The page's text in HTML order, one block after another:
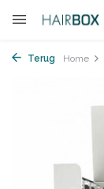
Terug Home